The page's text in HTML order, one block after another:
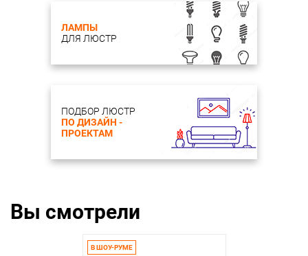
ЛАМПЫ
ДЛЯ ЛЮСТР
ПОДБОР ЛЮСТР
ПО ДИЗАЙН -
ПРОЕКТАМ
Вы смотрели
В ШОУ-РУМЕ